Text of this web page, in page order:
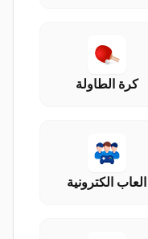
كرة الطاولة
العاب الكترونية